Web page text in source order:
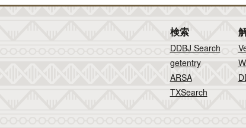
検索
DDBJ Search
getentry
ARSA
TXSearch